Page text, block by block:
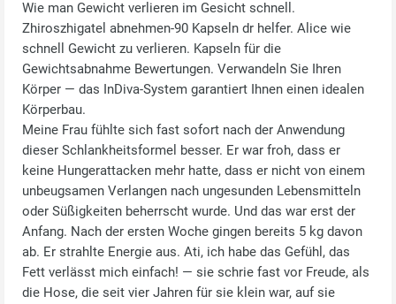
Wie man Gewicht verlieren im Gesicht schnell.
Zhiroszhigatel abnehmen-90 Kapseln dr helfer. Alice wie
schnell Gewicht zu verlieren. Kapseln für die
Gewichtsabnahme Bewertungen. Verwandeln Sie Ihren
Körper — das InDiva‑System garantiert Ihnen einen idealen
Körperbau.
Meine Frau fühlte sich fast sofort nach der Anwendung
dieser Schlankheitsformel besser. Er war froh, dass er
keine Hungerattacken mehr hatte, dass er nicht von einem
unbeugsamen Verlangen nach ungesunden Lebensmitteln
oder Süßigkeiten beherrscht wurde. Und das war erst der
Anfang. Nach der ersten Woche gingen bereits 5 kg davon
ab. Er strahlte Energie aus. Ati, ich habe das Gefühl, das
Fett verlässt mich einfach! — sie schrie fast vor Freude, als
die Hose, die seit vier Jahren für sie klein war, auf sie